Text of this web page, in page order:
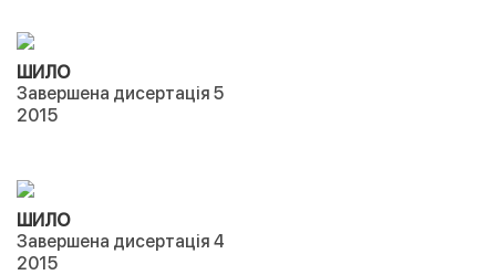
ШИЛО
Завершена дисертація 5
2015
ШИЛО
Завершена дисертація 4
2015